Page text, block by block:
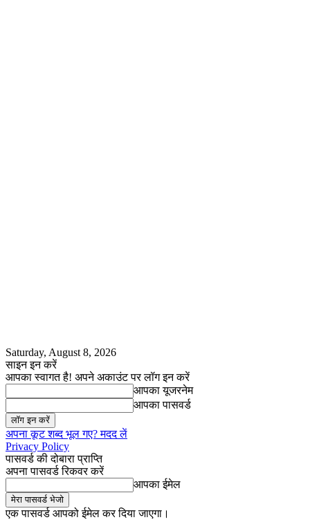
Saturday, August 8, 2026
साइन इन करें
आपका स्वागत है! अपने अकाउंट पर लॉग इन करें
आपका यूजरनेम
आपका पासवर्ड
अपना कूट शब्द भूल गए? मदद लें
Privacy Policy
पासवर्ड की दोबारा प्राप्ति
अपना पासवर्ड रिकवर करें
आपका ईमेल
एक पासवर्ड आपको ईमेल कर दिया जाएगा।